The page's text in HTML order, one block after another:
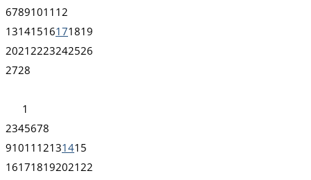
67891011 12
13141516171819
2021 2223242526
2728
1
2345678
91011 12131415
161718192021 22